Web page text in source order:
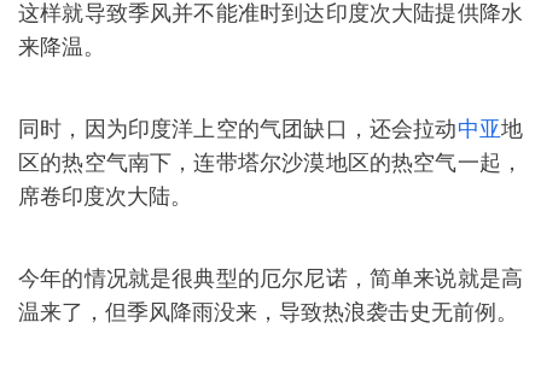
这样就导致季风并不能准时到达印度次大陆提供降水
来降温。
同时，因为印度洋上空的气团缺口，还会拉动中亚地
区的热空气南下，连带塔尔沙漠地区的热空气一起，
席卷印度次大陆。
今年的情况就是很典型的厄尔尼诺，简单来说就是高
温来了，但季风降雨没来，导致热浪袭击史无前例。